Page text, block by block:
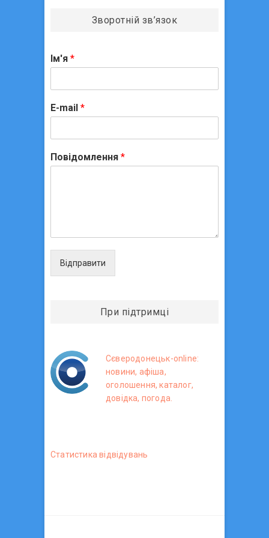
Зворотній зв’язок
Ім'я *
E-mail *
Повідомлення *
Відправити
При підтримці
Сєверодонецьк-online:
новини, афіша,
оголошення, каталог,
довідка, погода.
Статистика вiдвiдувань